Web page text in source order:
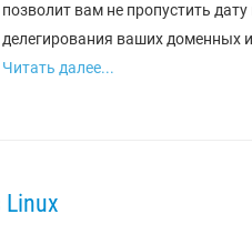
позволит вам не пропустить
делегирования ваших доменных
Читать далее...
Linux